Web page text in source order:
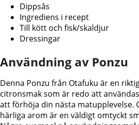
Dippsås
Ingrediens i recept
Till kött och fisk/skaldjur
Dressingar
Användning av Ponzu
Denna Ponzu från Otafuku är en
citronsmak som är redo att
att förhöja din nästa matupplevelse.
härliga arom är en väldigt omtyckt